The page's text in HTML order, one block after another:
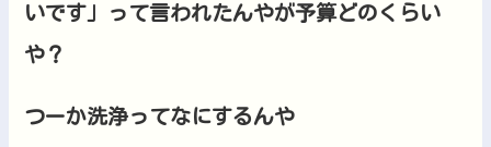
いです」って言われたんやが予算どのくらい
や？
つーか洗浄ってなにするんや